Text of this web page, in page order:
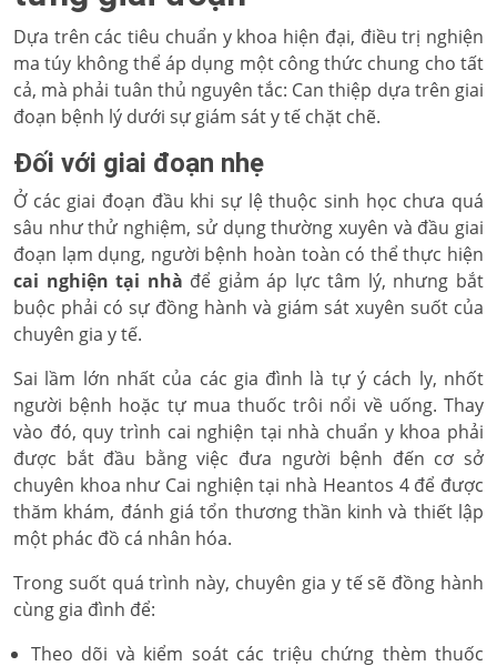
Dựa trên các tiêu chuẩn y khoa hiện đại, điều trị nghiện
ma túy không thể áp dụng một công thức chung cho tất
cả, mà phải tuân thủ nguyên tắc: Can thiệp dựa trên giai
đoạn bệnh lý dưới sự giám sát y tế chặt chẽ.
Đối với giai đoạn nhẹ
Ở các giai đoạn đầu khi sự lệ thuộc sinh học chưa quá
sâu như thử nghiệm, sử dụng thường xuyên và đầu giai
đoạn lạm dụng, người bệnh hoàn toàn có thể thực hiện
cai nghiện tại nhà để giảm áp lực tâm lý, nhưng bắt
buộc phải có sự đồng hành và giám sát xuyên suốt của
chuyên gia y tế.
Sai lầm lớn nhất của các gia đình là tự ý cách ly, nhốt
người bệnh hoặc tự mua thuốc trôi nổi về uống. Thay
vào đó, quy trình cai nghiện tại nhà chuẩn y khoa phải
được bắt đầu bằng việc đưa người bệnh đến cơ sở
chuyên khoa như Cai nghiện tại nhà Heantos 4 để được
thăm khám, đánh giá tổn thương thần kinh và thiết lập
một phác đồ cá nhân hóa.
Trong suốt quá trình này, chuyên gia y tế sẽ đồng hành
cùng gia đình để:
Theo dõi và kiểm soát các triệu chứng thèm thuốc